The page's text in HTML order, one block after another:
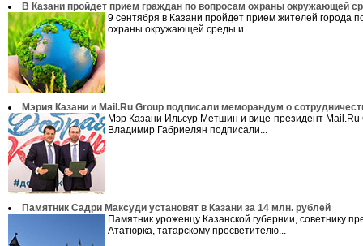
В Казани пройдет прием граждан по вопросам охраны окружающей
9 сентября в Казани пройдет прием жителей города
охраны окружающей среды и...
Мэрия Казани и Mail.Ru Group подписали меморандум о
Мэр Казани Ильсур Метшин и вице-президент Mail.Ru
Владимир Габриелян подписали...
​Памятник Садри Максуди установят в Казани за 14 млн. рублей
Памятник уроженцу Казанской губернии, советнику
Ататюрка, татарскому просветителю...